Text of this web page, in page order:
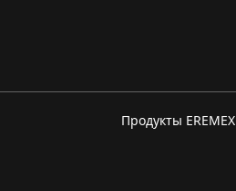
Продукты EREMEX